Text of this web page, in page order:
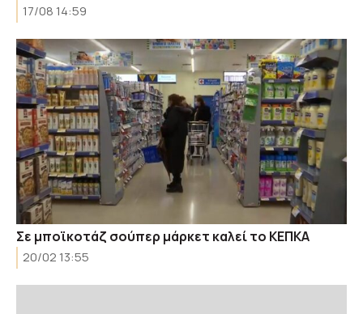
17/08 14:59
Σε μποϊκοτάζ σούπερ μάρκετ καλεί το ΚΕΠΚΑ
20/02 13:55